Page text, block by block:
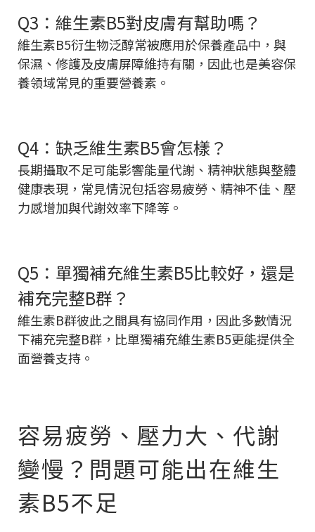
Q3：維生素B5對皮膚有幫助嗎？
維生素B5衍生物泛醇常被應用於保養產品中，與
保濕、修護及皮膚屏障維持有關，因此也是美容保
養領域常見的重要營養素。
Q4：缺乏維生素B5會怎樣？
長期攝取不足可能影響能量代謝、精神狀態與整體
健康表現，常見情況包括容易疲勞、精神不佳、壓
力感增加與代謝效率下降等。
Q5：單獨補充維生素B5比較好，還是
補充完整B群？
維生素B群彼此之間具有協同作用，因此多數情況
下補充完整B群，比單獨補充維生素B5更能提供全
面營養支持。
容易疲勞、壓力大、代謝
變慢？問題可能出在維生
素B5不足